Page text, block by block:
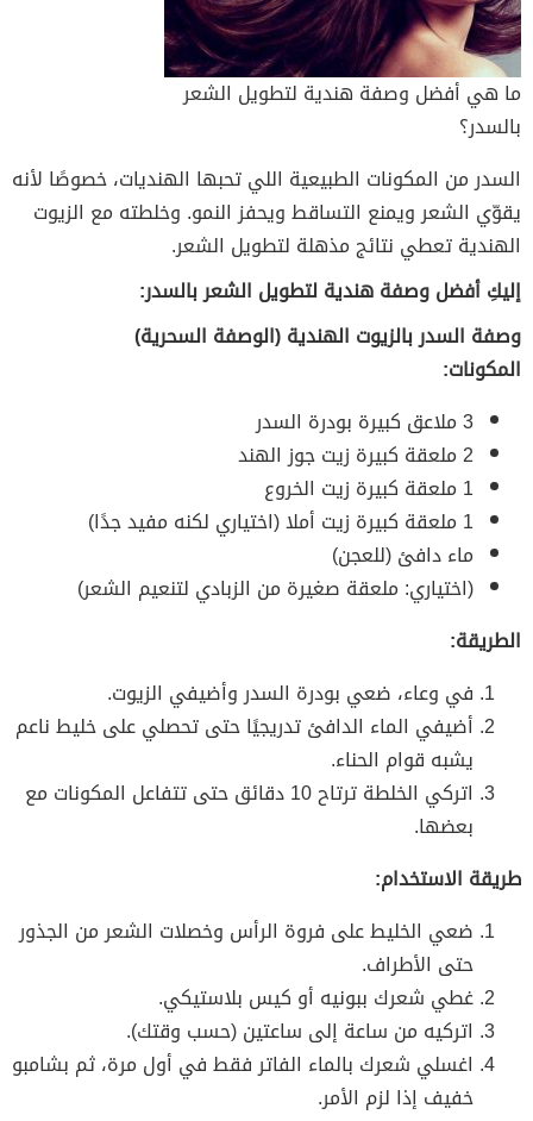
ما هي أفضل وصفة هندية لتطويل الشعر
بالسدر؟
السدر من المكونات الطبيعية اللي تحبها الهنديات، خصوصًا لأنه
يقوّي الشعر ويمنع التساقط ويحفز النمو. وخلطته مع الزيوت
الهندية تعطي نتائج مذهلة لتطويل الشعر.
إليكِ أفضل وصفة هندية لتطويل الشعر بالسدر:
وصفة السدر بالزيوت الهندية (الوصفة السحرية)
المكونات:
3 ملاعق كبيرة بودرة السدر
2 ملعقة كبيرة زيت جوز الهند
1 ملعقة كبيرة زيت الخروع
1 ملعقة كبيرة زيت أملا (اختياري لكنه مفيد جدًا)
ماء دافئ (للعجن)
(اختياري: ملعقة صغيرة من الزبادي لتنعيم الشعر)
الطريقة:
في وعاء، ضعي بودرة السدر وأضيفي الزيوت.
أضيفي الماء الدافئ تدريجيًا حتى تحصلي على خليط ناعم
يشبه قوام الحناء.
اتركي الخلطة ترتاح 10 دقائق حتى تتفاعل المكونات مع
بعضها.
طريقة الاستخدام:
ضعي الخليط على فروة الرأس وخصلات الشعر من الجذور
حتى الأطراف.
غطي شعرك ببونيه أو كيس بلاستيكي.
اتركيه من ساعة إلى ساعتين (حسب وقتك).
اغسلي شعرك بالماء الفاتر فقط في أول مرة، ثم بشامبو
خفيف إذا لزم الأمر.